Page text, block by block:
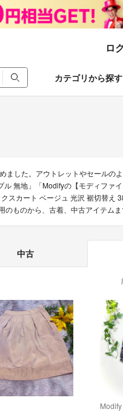
ロ
カテゴリから探す
した。アウトレットやセールの
無地」「Modifyの【モディファ
スカート ベージュ 光沢 裾切替え
ものから、古着、中古アイテムま
中古
Modify